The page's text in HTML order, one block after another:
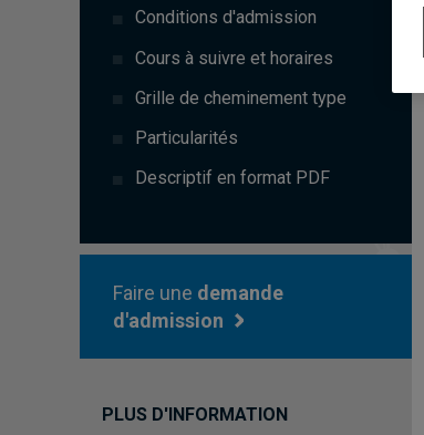
Conditions d'admission
Cours à suivre et horaires
Grille de cheminement type
Particularités
Descriptif en format PDF
Faire une demande
d'admission
PLUS D'INFORMATION